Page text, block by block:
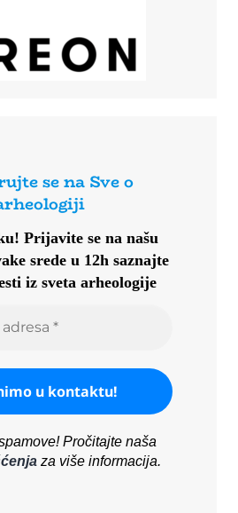
se na Sve o
Prijavite se na našu
srede u 12h saznajte
iz sveta arheologije
Pročitajte naša
za više informacija.